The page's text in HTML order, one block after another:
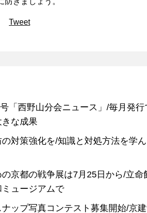
Tweet
「西野山分会ニュース」/毎月発行
な成果
対策強化を/知識と対処方法を学
京都の戦争展は7月25日から/立命
ュージアムで
ップ写真コンテスト募集開始/京